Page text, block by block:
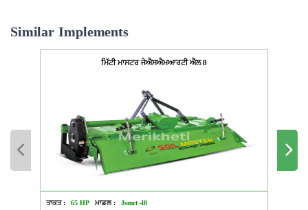
Similar Implements
ਮਿੱਟੀ ਮਾਸਟਰ ਜੇਐਸਐਮਆਰਟੀ ਐਲ 8
ਤਾਕਤ : 65 HP ਮਾਡਲ :
Jsmrt -l8